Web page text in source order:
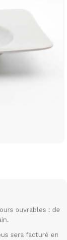
ouvrables : de
sera facturé en